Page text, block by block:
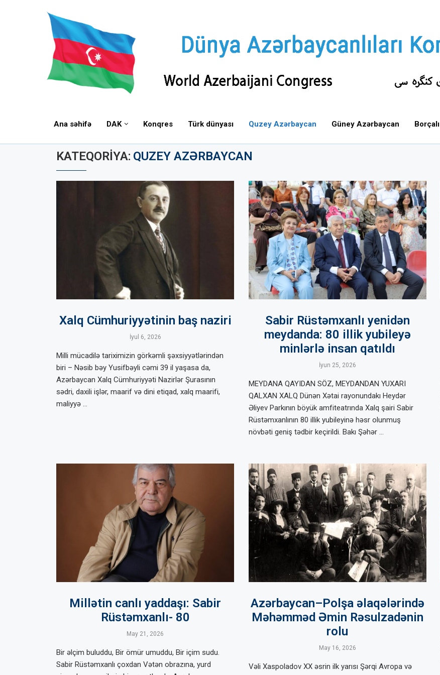
Ana səhifə DAK Konqres Türk dünyası Quzey Azərbaycan Güney Azərbaycan Borçalı
KATEQORIYA: QUZEY AZƏRBAYCAN
Xalq Cümhuriyyətinin baş naziri
İyul 6, 2026
Milli mücadilə tariximizin görkəmli şəxsiyyətlərindən
biri – Nəsib bəy Yusifbəyli cəmi 39 il yaşasa da,
Azərbaycan Xalq Cümhuriyyəti Nazirlər Şurasının
sədri, daxili işlər, maarif və dini etiqad, xalq maarifi,
maliyyə …
Sabir Rüstəmxanlı yenidən
meydanda: 80 illik yubileyə
minlərlə insan qatıldı
İyun 25, 2026
MEYDANA QAYIDAN SÖZ, MEYDANDAN YUXARI
QALXAN XALQ Dünən Xətai rayonundakı Heydər
Əliyev Parkının böyük amfiteatrında Xalq şairi Sabir
Rüstəmxanlının 80 illik yubileyinə həsr olunmuş
növbəti geniş tədbir keçirildi. Bakı Şəhər …
Millətin canlı yaddaşı: Sabir
Rüstəmxanlı- 80
May 21, 2026
Bir əlçim buluddu, Bir ömür umuddu, Bir içim sudu.
Sabir Rüstəmxanlı çoxdan Vətən obrazına, yurd
Azərbaycan–Polşa əlaqələrində
Məhəmməd Əmin Rəsulzadənin
rolu
May 16, 2026
Vəli Xaspoladov XX əsrin ilk yarısı Şərqi Avropa və